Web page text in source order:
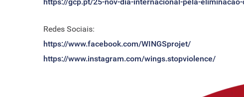
Redes Sociais:
https://www.facebook.com/WINGSprojet/
https://www.instagram.com/wings.stopviolence/